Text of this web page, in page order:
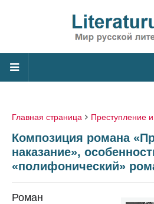
Главная страница Преступление
Композиция романа
наказание»,
«полифонический»
Роман